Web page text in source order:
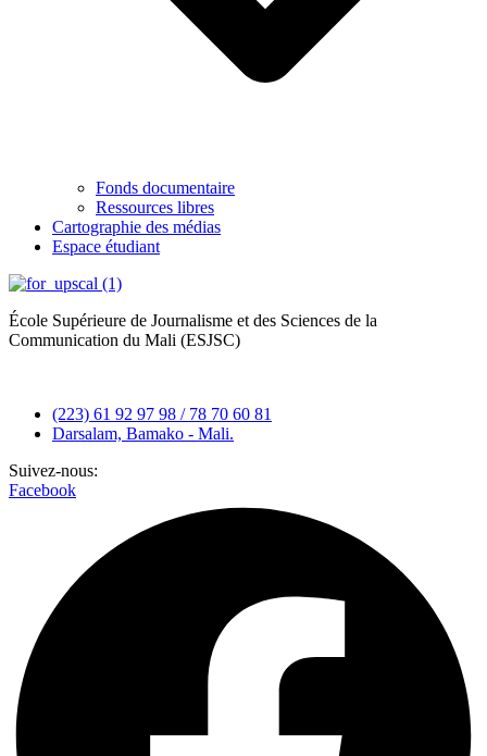
Fonds documentaire
Ressources libres
Cartographie des médias
Espace étudiant
École Supérieure de Journalisme et des Sciences de la
Communication du Mali (ESJSC)
(223) 61 92 97 98 / 78 70 60 81
Darsalam, Bamako - Mali.
Suivez-nous:
Facebook